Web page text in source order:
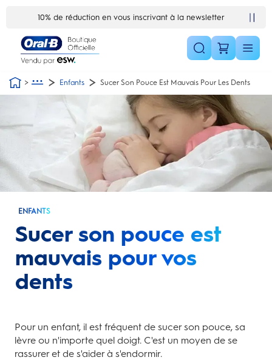
10% de réduction en vous inscrivant à la newsletter
Enfants Sucer Son Pouce Est Mauvais Pour Les Dents
ENFANTS
Sucer son pouce est
mauvais pour vos
dents
Pour un enfant, il est fréquent de sucer son pouce, sa
lèvre ou n'importe quel doigt. C'est un moyen de se
rassurer et de s'aider à s'endormir.